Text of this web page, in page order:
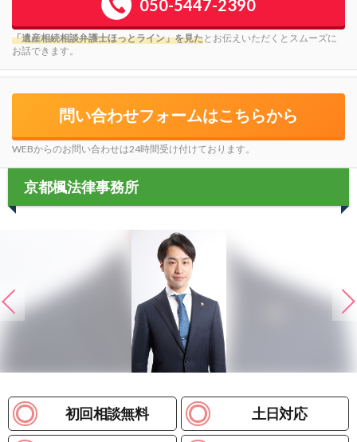
050-5447-2390
「遺産相続相談弁護士ほっとライン」を見たとお伝えいただくとスムーズに
お話できます。
問い合わせフォームはこちらから
WEBからのお問い合わせは24時間受け付けております。
京都楓法律事務所
初回相談無料 土日対応